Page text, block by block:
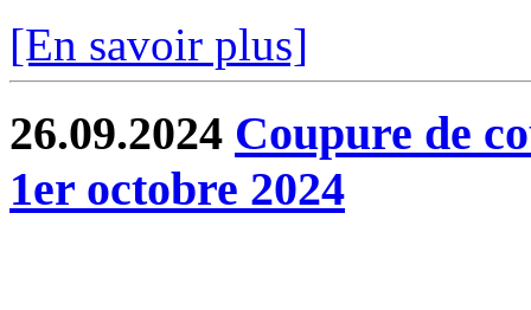
[En savoir plus]
26.09.2024 Coupure de
1er octobre 2024